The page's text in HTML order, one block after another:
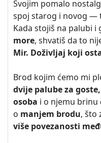
Svojim pomalo
spoj starog i novog —
Kada stojiš na palubi i
more, shvatiš da to
Mir. Doživljaj koji
Brod kojim ćemo mi
dvije palube za
osoba i o njemu brinu
o manjem brodu, što
više povezanosti